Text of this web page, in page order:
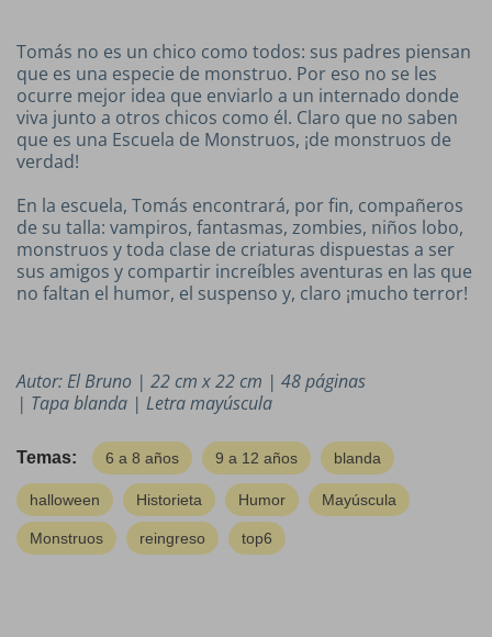
Tomás no es un chico como todos: sus padres piensan
que es una especie de monstruo. Por eso no se les
ocurre mejor idea que enviarlo a un internado donde
viva junto a otros chicos como él. Claro que no saben
que es una Escuela de Monstruos, ¡de monstruos de
verdad!
En la escuela, Tomás encontrará, por fin, compañeros
de su talla: vampiros, fantasmas, zombies, niños lobo,
monstruos y toda clase de criaturas dispuestas a ser
sus amigos y compartir increíbles aventuras en las que
no faltan el humor, el suspenso y, claro ¡mucho terror!
Autor: El Bruno | 22 cm x 22 cm | 48 páginas
| Tapa blanda | Letra mayúscula
Temas: 6 a 8 años 9 a 12 años blanda
halloween Historieta Humor Mayúscula
Monstruos reingreso top6